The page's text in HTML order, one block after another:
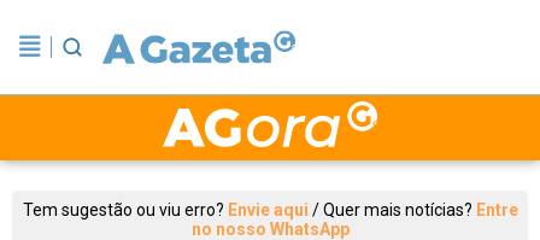
Tem sugestão ou viu erro? Envie aqui /Quer mais notícias? Entre
no nosso WhatsApp